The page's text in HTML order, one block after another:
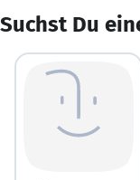
Suchst Du